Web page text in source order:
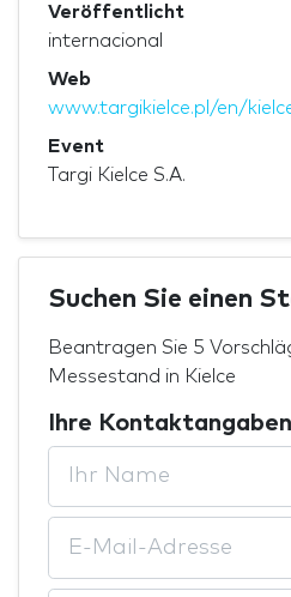
Veröffentlicht
internacional
Web
www.targikielce.pl/en/
Event
Targi Kielce S.A.
Suchen Sie einen
Beantragen Sie 5
Messestand in Kielce
Ihre Kontaktangaben